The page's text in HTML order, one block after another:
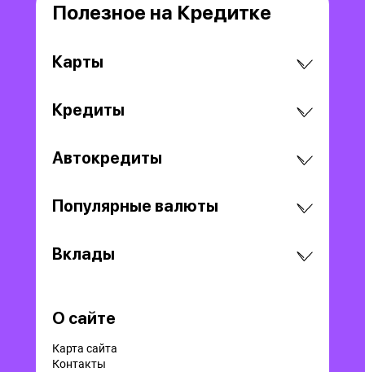
Полезное на Кредитке
Карты
Кредиты
Автокредиты
Популярные валюты
Вклады
О сайте
Карта сайта
Контакты